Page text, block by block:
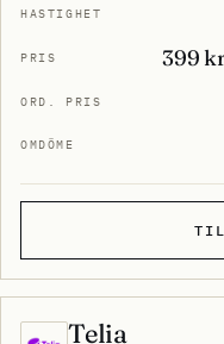
399
Telia